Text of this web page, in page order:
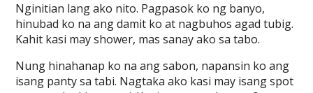
Nginitian lang ako nito. Pagpasok ko ng banyo,
hinubad ko na ang damit ko at nagbuhos agad tubig.
Kahit kasi may shower, mas sanay ako sa tabo.
Nung hinahanap ko na ang sabon, napansin ko ang
isang panty sa tabi. Nagtaka ako kasi may isang spot